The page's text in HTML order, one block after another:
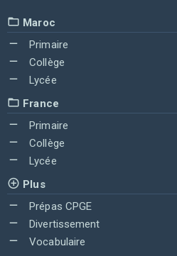
Maroc
Primaire
Collège
Lycée
France
Primaire
Collège
Lycée
Plus
Prépas CPGE
Divertissement
Vocabulaire